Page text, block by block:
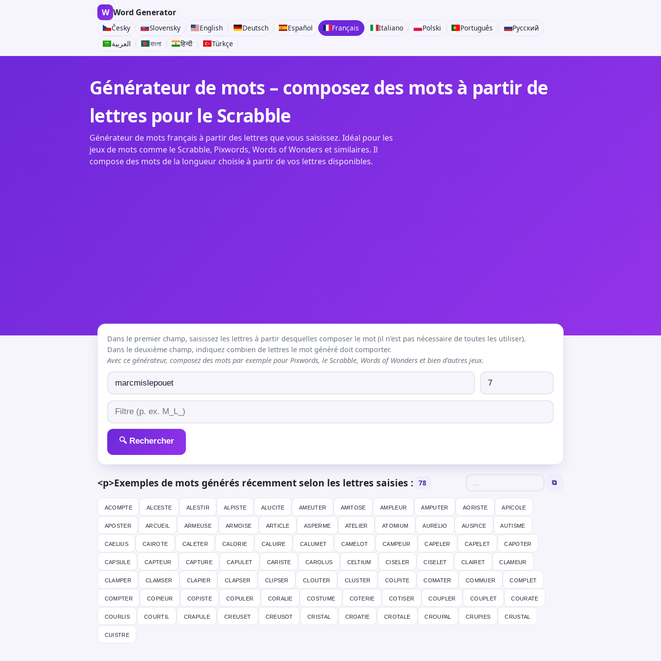
W Word Generator
Česky Slovensky English Deutsch Español Français Italiano Polski Português
Русский
العربية
বাংলা हिन्दी Türkçe
Générateur de mots – composez des mots à partir de
lettres pour le Scrabble
Générateur de mots français à partir des lettres que vous saisissez. Idéal pour les
jeux de mots comme le Scrabble, Pixwords, Words of Wonders et similaires. Il
compose des mots de la longueur choisie à partir de vos lettres disponibles.
Dans le premier champ, saisissez les lettres à partir desquelles composer le mot (il n'est pas nécessaire de toutes les utiliser).
Dans le deuxième champ, indiquez combien de lettres le mot généré doit comporter.
Avec ce générateur, composez des mots par exemple pour Pixwords, le Scrabble, Words of Wonders et bien d'autres jeux.
🔍 Rechercher
<p>Exemples de mots générés récemment selon les lettres saisies : 78 ⧉
acompte alceste alestir alpiste alucite ameuter amitose ampleur amputer aoriste apicole
aposter arcueil armeuse armoise article asperme atelier atomium aurelio auspice autisme
caelius cairote caleter calorie caluire calumet camelot campeur capeler capelet capoter
capsule capteur capture capulet cariste carolus celtium ciseler ciselet clairet clameur
clamper clamser clapier clapser clipser clouter cluster colpite comater commuer complet
compter copieur copiste copuler coralie costume coterie cotiser coupler couplet courate
courlis courtil crapule creuset creusot cristal croatie crotale croupal crupies crustal
cuistre